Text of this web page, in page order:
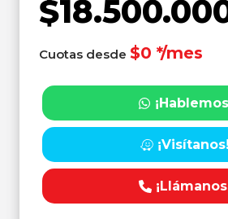
Cuotas desde $0 */mes
¡Visítanos!